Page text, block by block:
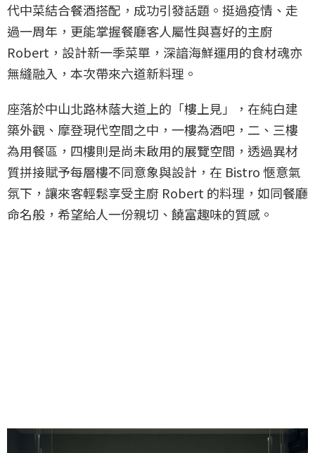
代中菜結合餐酒搭配，成功引發話題。挺過疫情、走
過一周年，更能掌握餐廳客人屬性與喜好的主廚
Robert，設計新一季菜單，深諳海鮮運用的食材魂亦
無縫融入，本次帶來六道新料理。
座落於中山北路林蔭大道上的「樓上見」，在純白建
築外觀、摩登現代空間之中，一樓為酒吧，二、三樓
為用餐區，四樓則是尚未啟用的展覽空間，透過異材
質拼接賦予每層樓不同意象與設計，在 Bistro 愜意氣
氛下，讓來客輕鬆享受主廚 Robert 的料理，如同餐廳
命名般，希望給人一份親切、饒富趣味的質感。